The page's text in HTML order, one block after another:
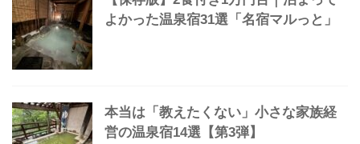
よかった温泉宿31選「名宿マルっと」
本当は「教えたくない」小さな家族経
営の温泉宿14選【第3弾】